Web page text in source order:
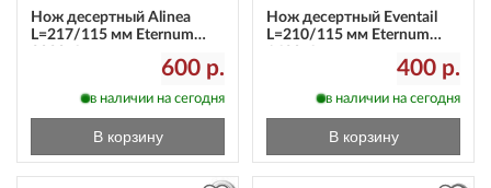
Нож десертный Alinea
L=217/115 мм Eternum
600 р.
в наличии на сегодня
В корзину
Нож десертный Eventail
L=210/115 мм Eternum
400 р.
в наличии на сегодня
В корзину